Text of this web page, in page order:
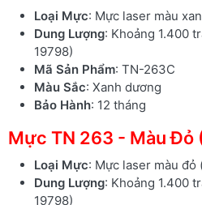
Loại Mực: Mực laser màu
Dung Lượng: Khoảng 1.400
19798)
Mã Sản Phẩm: TN-263C
Màu Sắc: Xanh dương
Bảo Hành: 12 tháng
Mực TN 263 - Màu Đỏ
Loại Mực: Mực laser màu đỏ
Dung Lượng: Khoảng 1.400
19798)